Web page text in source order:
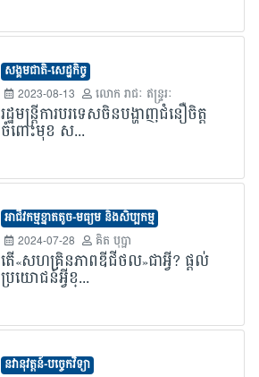
សង្គមជាតិ-សេដ្ឋកិច្ច
2023-08-13
លោក​ រាជៈ ឥន្រ្ទរៈ
រដ្ឋមន្រ្តីការបរទេសចិនបង្ហាញជំនឿចិត្ត
ចំពោះមុខ ស...
អាជីវកម្មខ្នាតតូច-មធ្យម និងសិប្បកម្ម
2024-07-28
គិត បុប្ផា
តើ«សហគ្រិនភាពឌីជីថល»ជាអ្វី? ផ្តល់
ប្រយោជន៍អ្វីខ្...
នវានុវត្តន៍-បច្ចេកវិទ្យា